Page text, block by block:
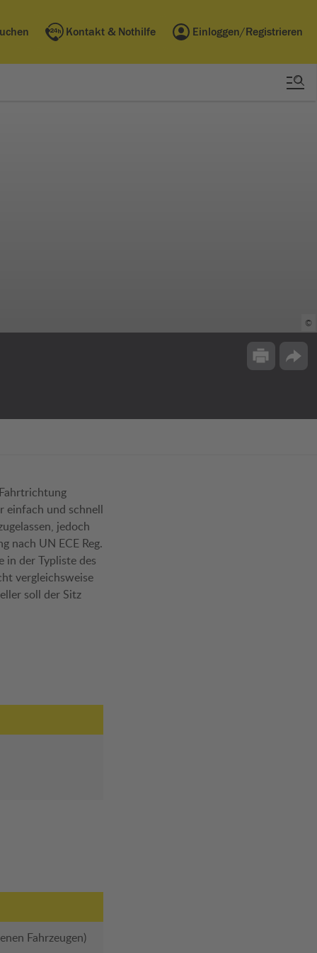
Kontakt & Nothilfe Einloggen/Registrieren
©
Drucken
einfach und schnell
jedoch
nach UN ECE Reg.
in der Typliste des
vergleichsweise
soll der Sitz
Fahrzeugen)